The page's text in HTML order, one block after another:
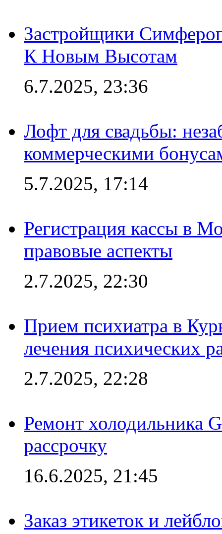
Застройщики
К Новым Высотам
6.7.2025, 23:36
Лофт для свадьбы:
коммерческими
5.7.2025, 17:14
Регистрация кассы в
правовые аспекты
2.7.2025, 22:30
Прием психиатра в
лечения психических
2.7.2025, 22:28
Ремонт холодильника
рассрочку
16.6.2025, 21:45
Заказ этикеток и